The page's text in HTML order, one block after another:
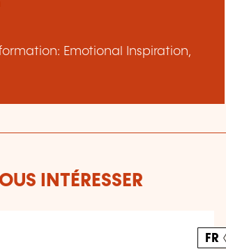
Emotional Inspiration,
INTÉRESSER
FR